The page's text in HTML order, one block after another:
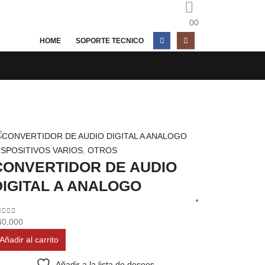
00
HOME SOPORTE TECNICO
VARIOS, OTROS
DE AUDIO
A ANALOGO
of 5
Añadir al carrito